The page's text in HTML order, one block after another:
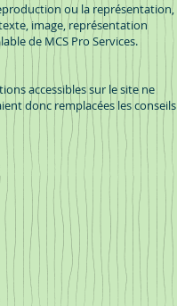
ou la représentation,
image, représentation
de MCS Pro Services.
accessibles sur le site ne
donc remplacées les conseils